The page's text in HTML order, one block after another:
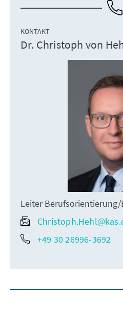
KONTAKT
Dr. Christoph von
Leiter
+49 30 26996-3692